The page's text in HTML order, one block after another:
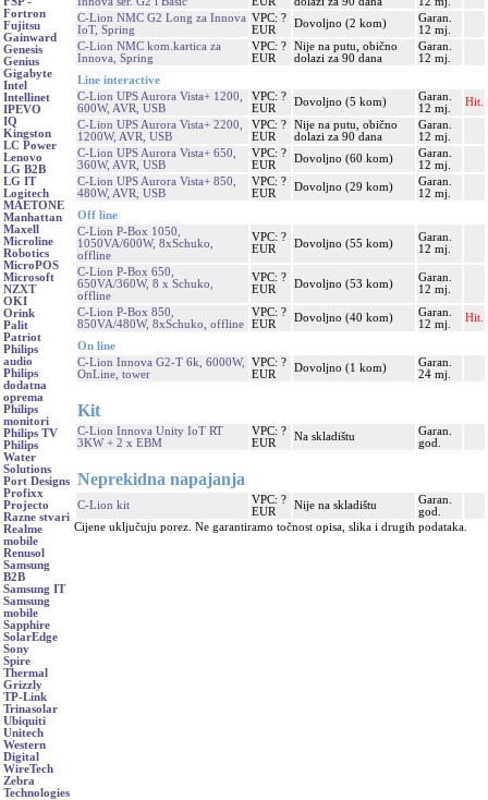
Fortron
Fujitsu
Gainward
Genesis
Genius
Gigabyte
Intel
Intellinet
IPEVO
IQ
Kingston
LC Power
Lenovo
LG B2B
LG IT
Logitech
MAETONE
Manhattan
Maxell
Microline
Robotics
MicroPOS
Microsoft
NZXT
OKI
Orink
Palit
Patriot
Philips
audio
Philips
dodatna
oprema
Philips
monitori
Philips TV
Philips
Water
Solutions
Port Designs
Profixx
Projecto
Razne stvari
Realme
mobile
Renusol
Samsung
B2B
Samsung IT
Samsung
mobile
Sapphire
SolarEdge
Sony
Spire
Thermal
Grizzly
TP-Link
Trinasolar
Ubiquiti
Unitech
Western
Digital
WireTech
Zebra
Technologies
C-Lion NMC G2 Long za Innova
IoT, Spring
VPC: ?
EUR
Dovoljno (2 kom)
Garan.
12 mj.
C-Lion NMC kom.kartica za
Innova, Spring
VPC: ?
EUR
Nije na putu, obično
dolazi za 90 dana
Garan.
12 mj.
Line interactive
C-Lion UPS Aurora Vista+ 1200,
600W, AVR, USB
VPC: ?
EUR
Dovoljno (5 kom)
Garan.
12 mj.
Hit.
C-Lion UPS Aurora Vista+ 2200,
1200W, AVR, USB
VPC: ?
EUR
Nije na putu, obično
dolazi za 90 dana
Garan.
12 mj.
C-Lion UPS Aurora Vista+ 650,
360W, AVR, USB
VPC: ?
EUR
Dovoljno (60 kom)
Garan.
12 mj.
C-Lion UPS Aurora Vista+ 850,
480W, AVR, USB
VPC: ?
EUR
Dovoljno (29 kom)
Garan.
12 mj.
Off line
C-Lion P-Box 1050,
1050VA/600W, 8xSchuko,
offline
VPC: ?
EUR
Dovoljno (55 kom)
Garan.
12 mj.
C-Lion P-Box 650,
650VA/360W, 8 x Schuko,
offline
VPC: ?
EUR
Dovoljno (53 kom)
Garan.
12 mj.
C-Lion P-Box 850,
850VA/480W, 8xSchuko, offline
VPC: ?
EUR
Dovoljno (40 kom)
Garan.
12 mj.
Hit.
On line
C-Lion Innova G2-T 6k, 6000W,
OnLine, tower
VPC: ?
EUR
Dovoljno (1 kom)
Garan.
24 mj.
Kit
C-Lion Innova Unity IoT RT
3KW + 2 x EBM
VPC: ?
EUR
Na skladištu
Garan.
god.
Neprekidna napajanja
C-Lion kit
VPC: ?
EUR
Nije na skladištu
Garan.
god.
Cijene uključuju porez. Ne garantiramo točnost opisa, slika i drugih podataka.